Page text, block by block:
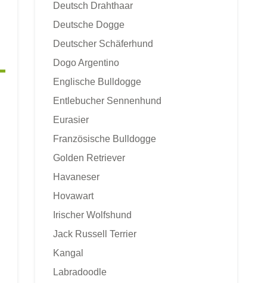
Deutsch Drahthaar
Deutsche Dogge
Deutscher Schäferhund
Dogo Argentino
Englische Bulldogge
Entlebucher Sennenhund
Eurasier
Französische Bulldogge
Golden Retriever
Havaneser
Hovawart
Irischer Wolfshund
Jack Russell Terrier
Kangal
Labradoodle